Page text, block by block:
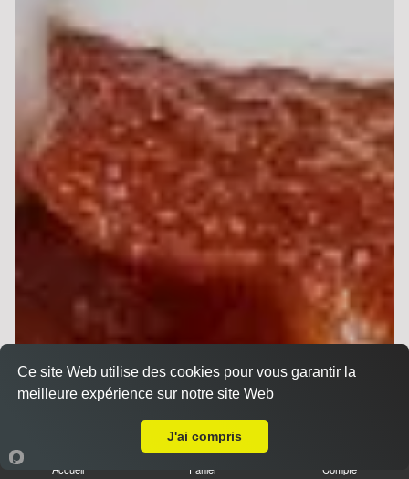
Accueil Panier Compte
Ce site Web utilise des cookies pour vous garantir la
meilleure expérience sur notre site Web
J'ai compris